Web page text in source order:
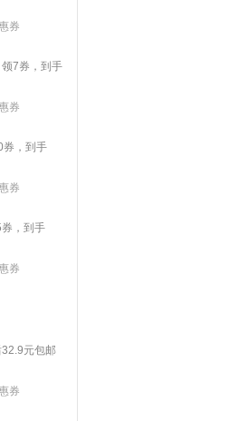
券
7券，到手
券
券，到手
券
，到手
券
元包邮
券